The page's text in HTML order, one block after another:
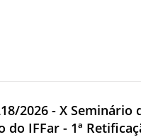
2026 - X Seminário
do IFFar - 1ª